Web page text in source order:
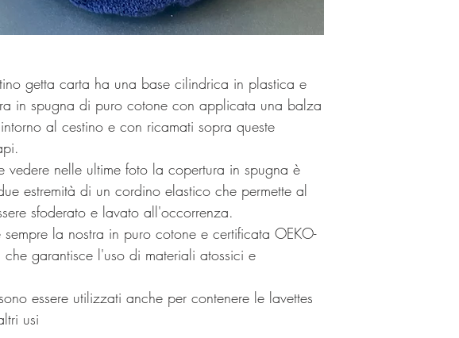
getta carta ha una base cilindrica in plastica e
in spugna di puro cotone con applicata una balza
al cestino e con ricamati sopra queste
vedere nelle ultime foto la copertura in spugna è
estremità di un cordino elastico che permette al
sfoderato e lavato all'occorrenza.
sempre la nostra in puro cotone e certificata OEKO-
che garantisce l'uso di materiali atossici e
essere utilizzati anche per contenere le lavettes
usi